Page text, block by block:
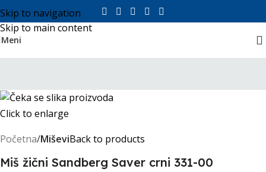
Skip to navigation
Skip to main content
Meni
Click to enlarge
Početna MiševiBack to products
Miš žični Sandberg Saver crni 331-00